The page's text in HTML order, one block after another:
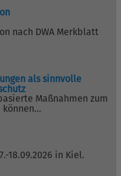
nach DWA Merkblatt
als sinnvolle
Maßnahmen zum
können…
18.09.2026 in Kiel.